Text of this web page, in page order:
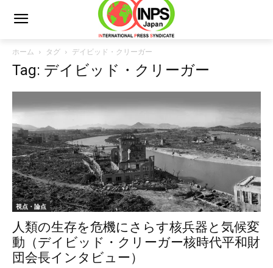
ホーム タグ デイビッド・クリーガー
Tag: デイビッド・クリーガー
視点・論点
人類の生存を危機にさらす核兵器と気候変
動（デイビッド・クリーガー核時代平和財
団会長インタビュー）